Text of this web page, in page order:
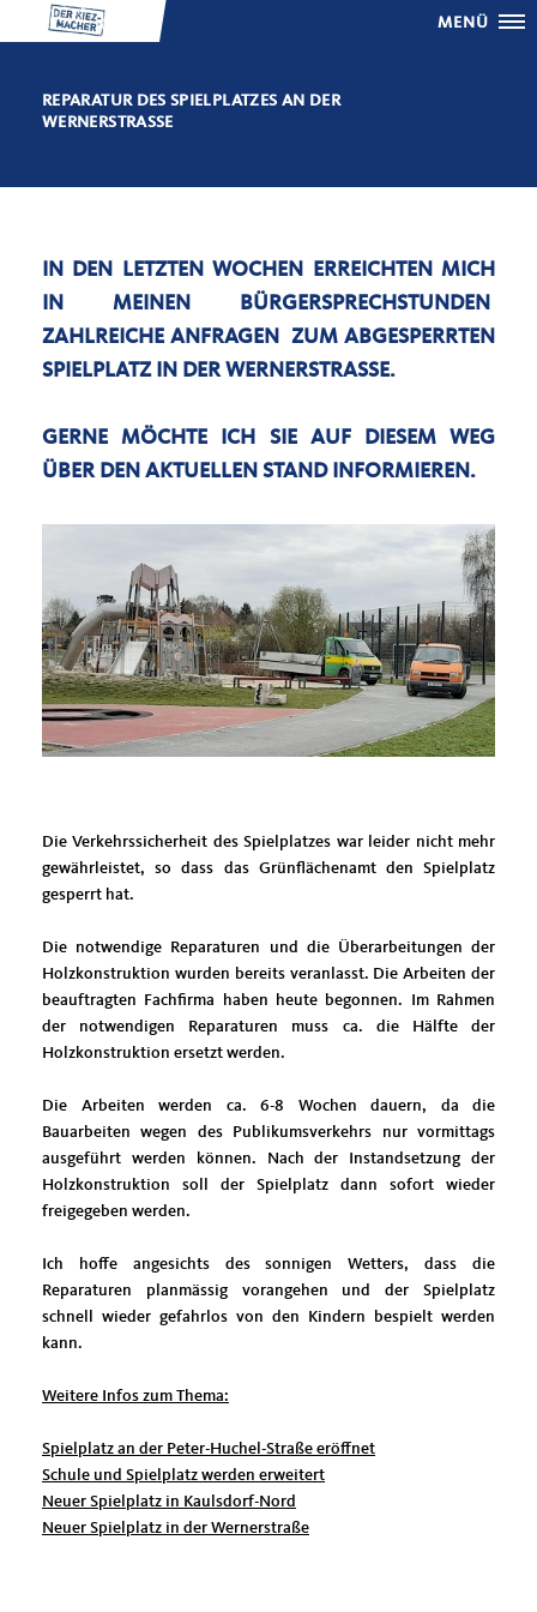
MENÜ
REPARATUR DES SPIELPLATZES AN DER
WERNERSTRASSE
IN DEN LETZTEN WOCHEN ERREICHTEN MICH
IN MEINEN BÜRGERSPRECHSTUNDEN
ZAHLREICHE ANFRAGEN ZUM ABGESPERRTEN
SPIELPLATZ IN DER WERNERSTRASSE.
GERNE MÖCHTE ICH SIE AUF DIESEM WEG
ÜBER DEN AKTUELLEN STAND INFORMIEREN.
Die Verkehrssicherheit des Spielplatzes war leider nicht mehr
gewährleistet, so dass das Grünflächenamt den Spielplatz
gesperrt hat.
Die notwendige Reparaturen und die Überarbeitungen der
Holzkonstruktion wurden bereits veranlasst. Die Arbeiten der
beauftragten Fachfirma haben heute begonnen. Im Rahmen
der notwendigen Reparaturen muss ca. die Hälfte der
Holzkonstruktion ersetzt werden.
Die Arbeiten werden ca. 6-8 Wochen dauern, da die
Bauarbeiten wegen des Publikumsverkehrs nur vormittags
ausgeführt werden können. Nach der Instandsetzung der
Holzkonstruktion soll der Spielplatz dann sofort wieder
freigegeben werden.
Ich hoffe angesichts des sonnigen Wetters, dass die
Reparaturen planmässig vorangehen und der Spielplatz
schnell wieder gefahrlos von den Kindern bespielt werden
kann.
Weitere Infos zum Thema:
Spielplatz an der Peter-Huchel-Straße eröffnet
Schule und Spielplatz werden erweitert
Neuer Spielplatz in Kaulsdorf-Nord
Neuer Spielplatz in der Wernerstraße